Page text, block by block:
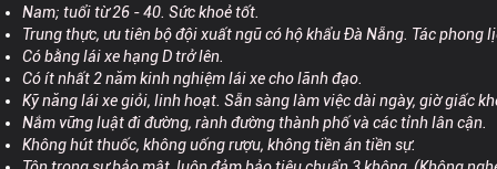
Nam; tuổi từ 26 - 40. Sức khoẻ tốt.
Trung thực, ưu tiên bộ đội xuất ngũ có hộ khẩu Đà Nẵng. Tác phong
Có bằng lái xe hạng D trở lên.
Có ít nhất 2 năm kinh nghiệm lái xe cho lãnh đạo.
Kỹ năng lái xe giỏi, linh hoạt. Sẵn sàng làm việc dài ngày, giờ giấc
Nắm vững luật đi đường, rành đường thành phố và các tỉnh lân cận.
Không hút thuốc, không uống rượu, không tiền án tiền sự.